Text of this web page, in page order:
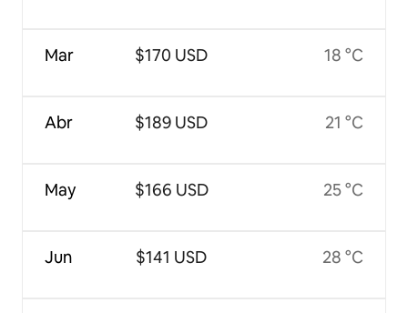
Mar
Abr
May
Jun
$170 USD
$189 USD
$166 USD
$141 USD
18 °C
21 °C
25 °C
28 °C